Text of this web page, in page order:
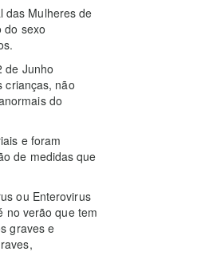
das Mulheres de
do sexo
de Junho
crianças, não
do
e foram
de medidas que
ou Enterovirus
no verão que tem
graves e